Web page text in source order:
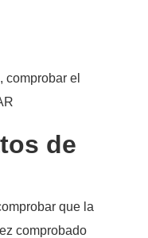
comprobar el
de
que la
comprobado